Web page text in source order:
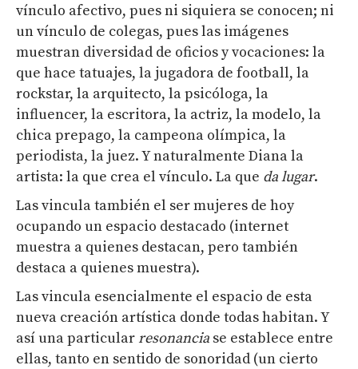
vínculo afectivo, pues ni siquiera se conocen; ni
un vínculo de colegas, pues las imágenes
muestran diversidad de oficios y vocaciones: la
que hace tatuajes, la jugadora de football, la
rockstar, la arquitecto, la psicóloga, la
influencer, la escritora, la actriz, la modelo, la
chica prepago, la campeona olímpica, la
periodista, la juez. Y naturalmente Diana la
artista: la que crea el vínculo. La que da lugar.
Las vincula también el ser mujeres de hoy
ocupando un espacio destacado (internet
muestra a quienes destacan, pero también
destaca a quienes muestra).
Las vincula esencialmente el espacio de esta
nueva creación artística donde todas habitan. Y
así una particularresonancia se establece entre
ellas, tanto en sentido de sonoridad (un cierto